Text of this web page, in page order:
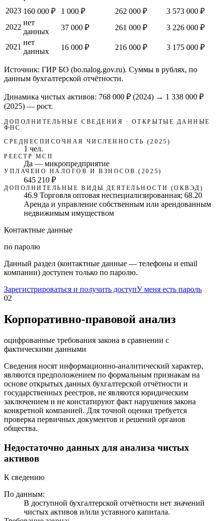
2023 160 000 ₽ 1 000 ₽ 262 000 ₽
3 573 000 ₽
2022
нет
данных
37 000 ₽ 261 000 ₽ 3 226 000 ₽
2021
нет
данных
16 000 ₽ 216 000 ₽ 3 175 000 ₽
Источник: ГИР БО (bo.nalog.gov.ru). Суммы в рублях, по
данным бухгалтерской отчётности.
Динамика чистых активов: 768 000 ₽ (2024) → 1 338 000 ₽
(2025) — рост.
ДОПОЛНИТЕЛЬНЫЕ СВЕДЕНИЯ · ОТКРЫТЫЕ ДАННЫЕ
ФНС
СРЕДНЕСПИСОЧНАЯ ЧИСЛЕННОСТЬ (2025)
1 чел.
РЕЕСТР МСП
Да — микропредприятие
УПЛАЧЕНО НАЛОГОВ И ВЗНОСОВ (2025)
645 210 ₽
ДОПОЛНИТЕЛЬНЫЕ ВИДЫ ДЕЯТЕЛЬНОСТИ (ОКВЭД)
46.9 Торговля оптовая неспециализированная; 68.20
Аренда и управление собственным или арендованным
недвижимым имуществом
Контактные данные
по паролю
Данный раздел (контактные данные — телефоны и email
компании) доступен только по паролю.
Зарегистрироваться и получить доступУ меня есть пароль
02
Корпоративно-правовой анализ
оцифрованные требования закона в сравнении с
фактическими данными
Сведения носят информационно-аналитический характер,
являются предположением по формальным признакам на
основе открытых данных бухгалтерской отчётности и
государственных реестров, не являются юридическим
заключением и не констатируют факт нарушения закона
конкретной компанией. Для точной оценки требуется
проверка первичных документов и решений органов
общества.
Недостаточно данных для анализа чистых
активов
К сведению
По данным:
В доступной бухгалтерской отчётности нет значений
чистых активов и/или уставного капитала.